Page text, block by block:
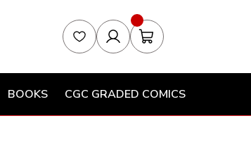
BOOKS CGC GRADED COMICS